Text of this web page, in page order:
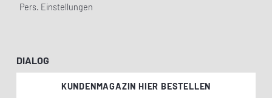
Pers. Einstellungen
DIALOG
KUNDENMAGAZIN HIER BESTELLEN